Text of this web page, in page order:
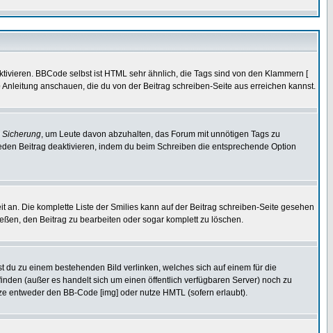
BBCode selbst ist HTML sehr ähnlich, die Tags sind von den Klammern [
anschauen, die du von der Beitrag schreiben-Seite aus erreichen kannst.
Sicherung, um Leute davon abzuhalten, das Forum mit unnötigen Tags zu
Beitrag deaktivieren, indem du beim Schreiben die entsprechende Option
Die komplette Liste der Smilies kann auf der Beitrag schreiben-Seite gesehen
den Beitrag zu bearbeiten oder sogar komplett zu löschen.
zu einem bestehenden Bild verlinken, welches sich auf einem für die
(außer es handelt sich um einen öffentlich verfügbaren Server) noch zu
entweder den BB-Code [img] oder nutze HMTL (sofern erlaubt).